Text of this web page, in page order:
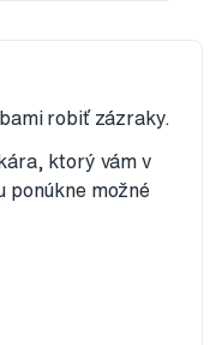
robiť zázraky.
ktorý vám v
ponúkne možné